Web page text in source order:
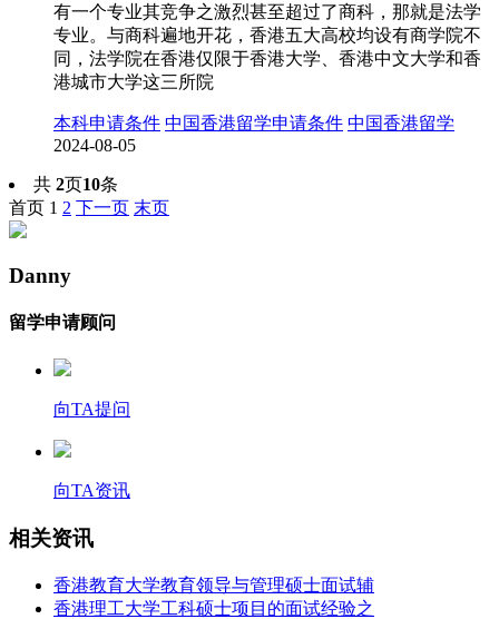
有一个专业其竞争之激烈甚至超过了商科，那就是法学
专业。与商科遍地开花，香港五大高校均设有商学院不
同，法学院在香港仅限于香港大学、香港中文大学和香
港城市大学这三所院
本科申请条件 中国香港留学申请条件 中国香港留学
2024-08-05
共 2页10条
首页 1 2 下一页 末页
Danny
留学申请顾问
向TA提问
向TA资讯
相关资讯
香港教育大学教育领导与管理硕士面试辅
香港理工大学工科硕士项目的面试经验之